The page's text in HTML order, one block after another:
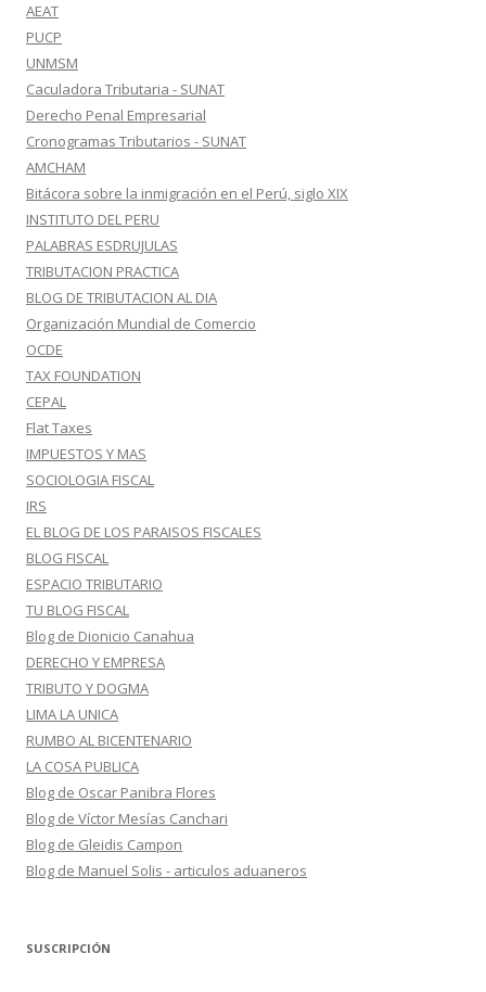
AEAT
PUCP
UNMSM
Caculadora Tributaria - SUNAT
Derecho Penal Empresarial
Cronogramas Tributarios - SUNAT
AMCHAM
Bitácora sobre la inmigración en el Perú, siglo XIX
INSTITUTO DEL PERU
PALABRAS ESDRUJULAS
TRIBUTACION PRACTICA
BLOG DE TRIBUTACION AL DIA
Organización Mundial de Comercio
OCDE
TAX FOUNDATION
CEPAL
Flat Taxes
IMPUESTOS Y MAS
SOCIOLOGIA FISCAL
IRS
EL BLOG DE LOS PARAISOS FISCALES
BLOG FISCAL
ESPACIO TRIBUTARIO
TU BLOG FISCAL
Blog de Dionicio Canahua
DERECHO Y EMPRESA
TRIBUTO Y DOGMA
LIMA LA UNICA
RUMBO AL BICENTENARIO
LA COSA PUBLICA
Blog de Oscar Panibra Flores
Blog de Víctor Mesías Canchari
Blog de Gleidis Campon
Blog de Manuel Solis - articulos aduaneros
SUSCRIPCIÓN